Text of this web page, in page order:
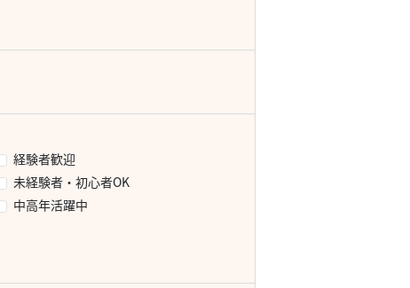
経験者歓迎
未経験者・初心者OK
中高年活躍中